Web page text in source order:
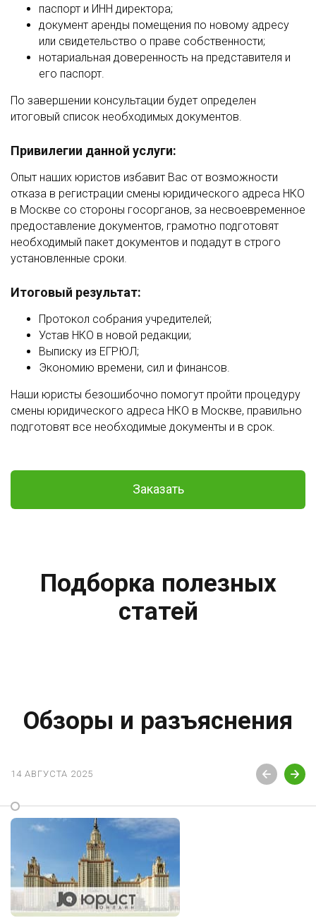
паспорт и ИНН директора;
документ аренды помещения по новому адресу
или свидетельство о праве собственности;
нотариальная доверенность на представителя и
его паспорт.
По завершении консультации будет определен
итоговый список необходимых документов.
Привилегии данной услуги:
Опыт наших юристов избавит Вас от возможности
отказа в регистрации смены юридического адреса НКО
в Москве со стороны госорганов, за несвоевременное
предоставление документов, грамотно подготовят
необходимый пакет документов и подадут в строго
установленные сроки.
Итоговый результат:
Протокол собрания учредителей;
Устав НКО в новой редакции;
Выписку из ЕГРЮЛ;
Экономию времени, сил и финансов.
Наши юристы безошибочно помогут пройти процедуру
смены юридического адреса НКО в Москве, правильно
подготовят все необходимые документы и в срок.
Заказать
Подборка полезных
статей
Обзоры и разъяснения
14 АВГУСТА 2025